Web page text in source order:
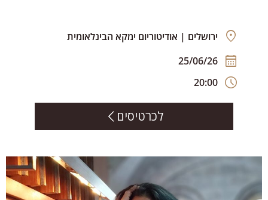
ירושלים | אודיטוריום ימקא הבינלאומית
25/06/26
20:00
לכרטיסים